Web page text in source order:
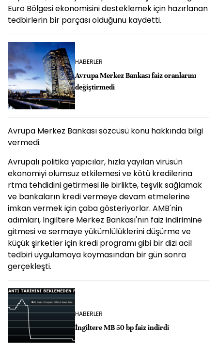
Euro Bölgesi ekonomisini desteklemek için hazırlanan
tedbirlerin bir parçası olduğunu kaydetti.
HABERLER
Avrupa Merkez Bankası faiz oranlarını
değiştirmedi
Avrupa Merkez Bankası sözcüsü konu hakkında bilgi
vermedi.
Avrupalı politika yapıcılar, hızla yayılan virüsün
ekonomiyi olumsuz etkilemesi ve kötü kredilerina
rtma tehdidini getirmesi ile birlikte, teşvik sağlamak
ve bankaların kredi vermeye devam etmelerine
imkan vermek için çaba gösteriyorlar. AMB'nin
adımları, İngiltere Merkez Bankası'nın faiz indirimine
gitmesi ve sermaye yükümlülüklerini düşürme ve
küçük şirketler için kredi programı gibi bir dizi acil
tedbiri uygulamaya koymasından bir gün sonra
gerçekleşti.
HABERLER
İngiltere MB 50 bp faiz indirdi